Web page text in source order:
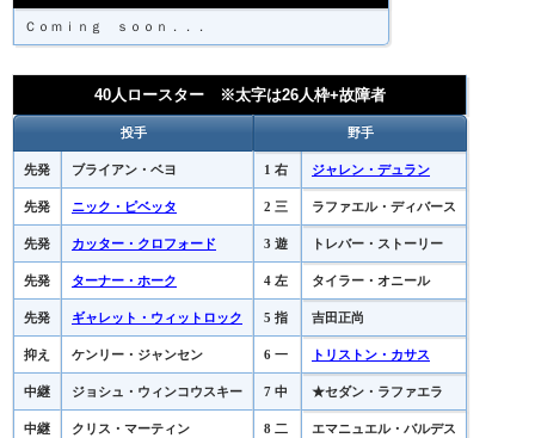
Ｃｏｍｉｎｇ ｓｏｏｎ．．．
40人ロースター ※太字は26人枠+故障者
投手 野手
先発 ブライアン・ベヨ 1 右 ジャレン・デュラン
先発 ニック・ピベッタ 2 三 ラファエル・ディバース
先発 カッター・クロフォード 3 遊 トレバー・ストーリー
先発 ターナー・ホーク 4 左 タイラー・オニール
先発 ギャレット・ウィットロック 5 指 吉田正尚
抑え ケンリー・ジャンセン 6 一 トリストン・カサス
中継 ジョシュ・ウィンコウスキー 7 中 ★セダン・ラファエラ
中継 クリス・マーティン 8 二 エマニュエル・バルデス